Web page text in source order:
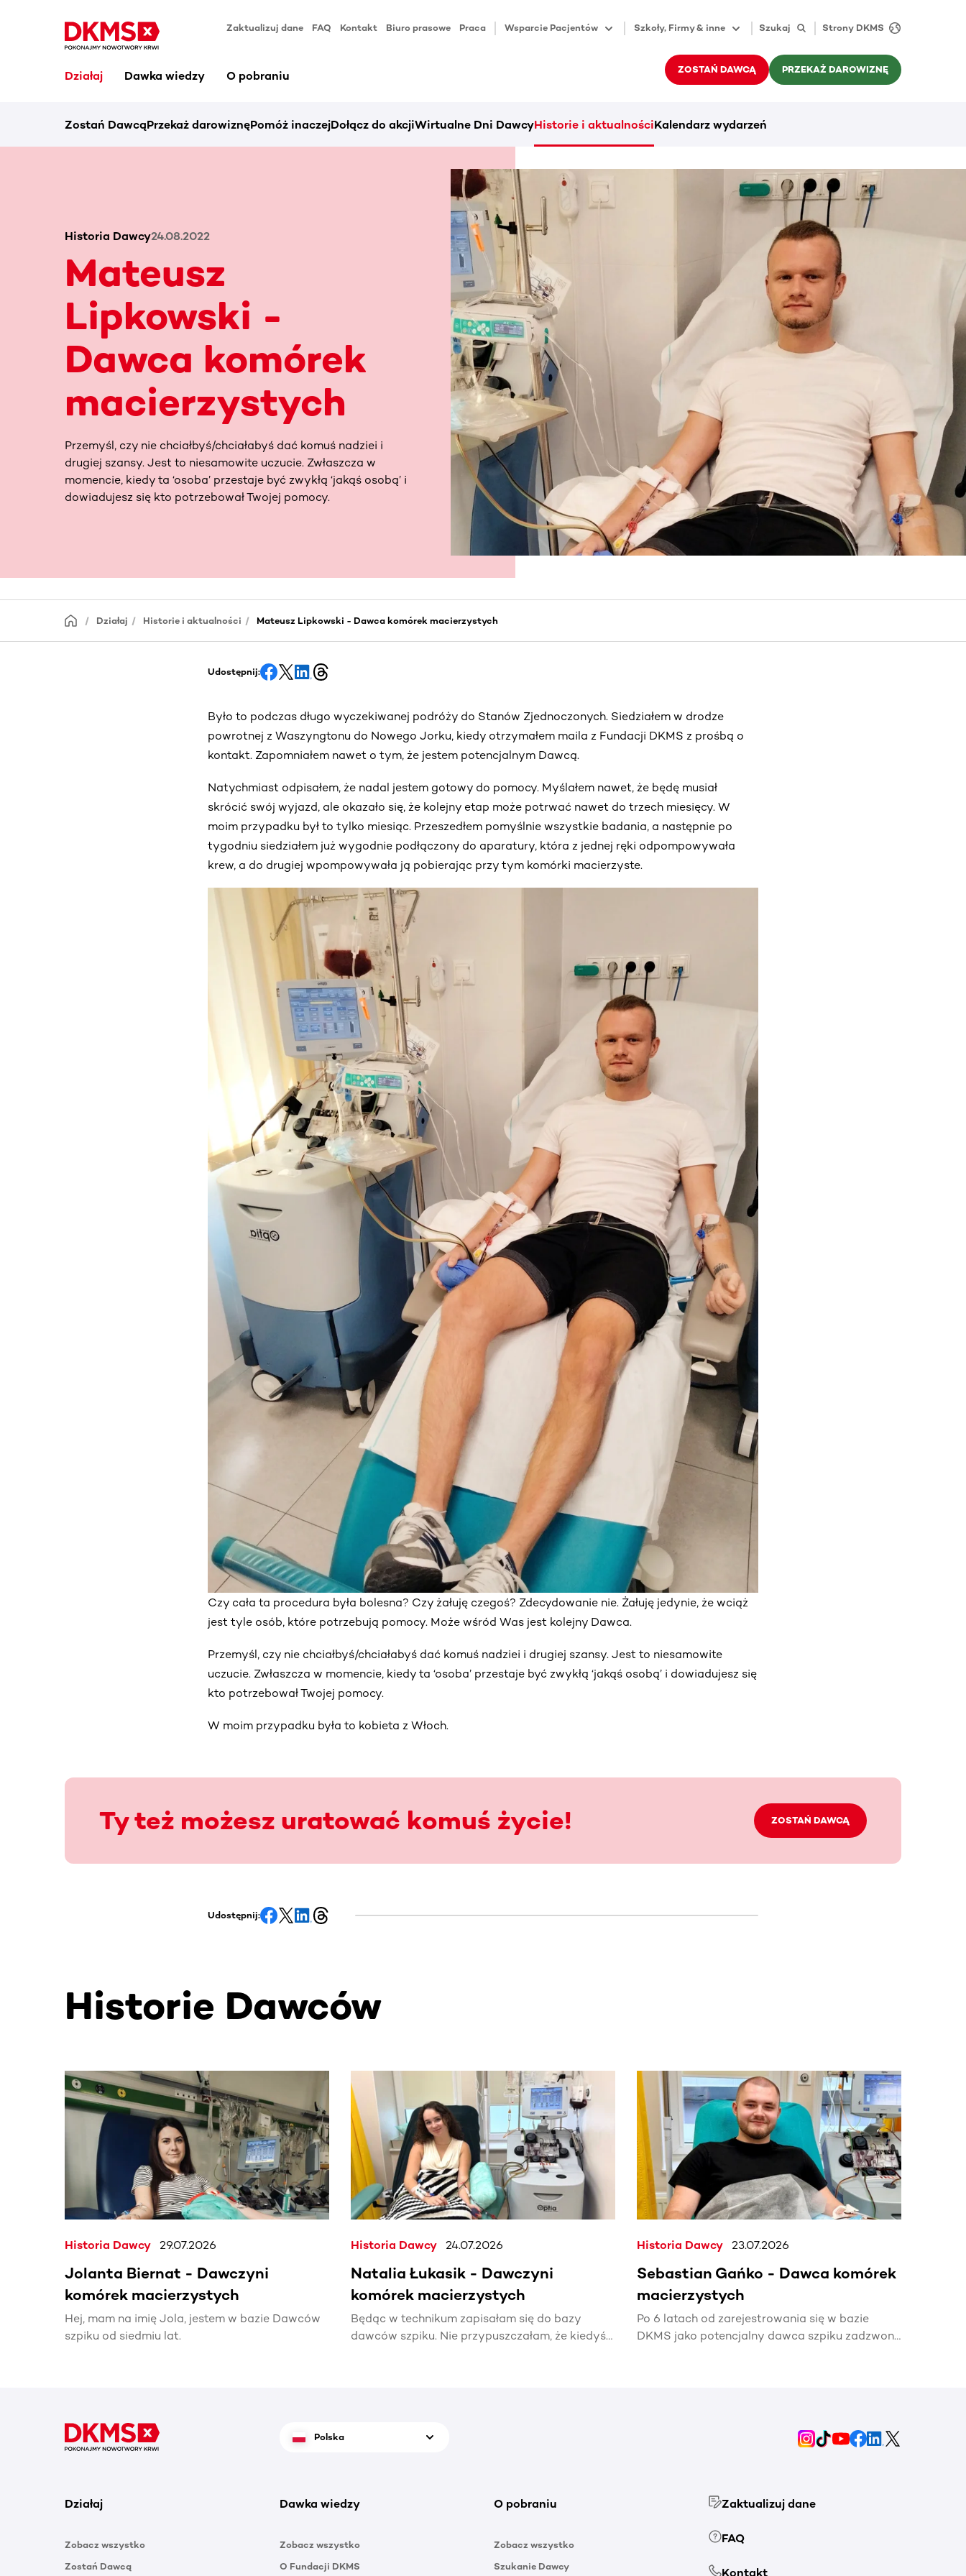
Zaktualizuj dane FAQ Kontakt Biuro prasowe Praca Wsparcie Pacjentów Szkoły, Firmy & inne Szukaj Strony DKMS
Działaj Dawka wiedzy O pobraniu ZOSTAŃ DAWCĄ PRZEKAŻ DAROWIZNĘ
Zostań DawcąPrzekaż darowiznęPomóż inaczejDołącz do akcjiWirtualne Dni DawcyHistorie i aktualnościKalendarz wydarzeń
Historia Dawcy24.08.2022
Mateusz
Lipkowski -
Dawca komórek
macierzystych
Przemyśl, czy nie chciałbyś/chciałabyś dać komuś nadziei i
drugiej szansy. Jest to niesamowite uczucie. Zwłaszcza w
momencie, kiedy ta ‘osoba’ przestaje być zwykłą ‘jakąś osobą’ i
dowiadujesz się kto potrzebował Twojej pomocy.
Działaj Historie i aktualności Mateusz Lipkowski - Dawca komórek macierzystych
Udostępnij:
Było to podczas długo wyczekiwanej podróży do Stanów Zjednoczonych. Siedziałem w drodze
powrotnej z Waszyngtonu do Nowego Jorku, kiedy otrzymałem maila z Fundacji DKMS z prośbą o
kontakt. Zapomniałem nawet o tym, że jestem potencjalnym Dawcą.
Natychmiast odpisałem, że nadal jestem gotowy do pomocy. Myślałem nawet, że będę musiał
skrócić swój wyjazd, ale okazało się, że kolejny etap może potrwać nawet do trzech miesięcy. W
moim przypadku był to tylko miesiąc. Przeszedłem pomyślnie wszystkie badania, a następnie po
tygodniu siedziałem już wygodnie podłączony do aparatury, która z jednej ręki odpompowywała
krew, a do drugiej wpompowywała ją pobierając przy tym komórki macierzyste.
Czy cała ta procedura była bolesna? Czy żałuję czegoś? Zdecydowanie nie. Żałuję jedynie, że wciąż
jest tyle osób, które potrzebują pomocy. Może wśród Was jest kolejny Dawca.
Przemyśl, czy nie chciałbyś/chciałabyś dać komuś nadziei i drugiej szansy. Jest to niesamowite
uczucie. Zwłaszcza w momencie, kiedy ta ‘osoba’ przestaje być zwykłą ‘jakąś osobą’ i dowiadujesz się
kto potrzebował Twojej pomocy.
W moim przypadku była to kobieta z Włoch.
Ty też możesz uratować komuś życie! ZOSTAŃ DAWCĄ
Udostępnij:
Historie Dawców
Ta sekcja zawiera treści przewijane w poziomie. Użyj klawisza Tab lub przesuń palcem, aby zobaczyć więcej.
Historia Dawcy 29.07.2026
Jolanta Biernat - Dawczyni
komórek macierzystych
Hej, mam na imię Jola, jestem w bazie Dawców
szpiku od siedmiu lat.
Historia Dawcy 24.07.2026
Natalia Łukasik - Dawczyni
komórek macierzystych
Będąc w technikum zapisałam się do bazy
dawców szpiku. Nie przypuszczałam, że kiedyś
Historia Dawcy 23.07.2026
Sebastian Gańko - Dawca komórek
macierzystych
Po 6 latach od zarejestrowania się w bazie
DKMS jako potencjalny dawca szpiku zadzwonił
Polska
Działaj
Zobacz wszystko
Zostań Dawcą
Dawka wiedzy
Zobacz wszystko
O Fundacji DKMS
O pobraniu
Zobacz wszystko
Szukanie Dawcy
Zaktualizuj dane
FAQ
Kontakt